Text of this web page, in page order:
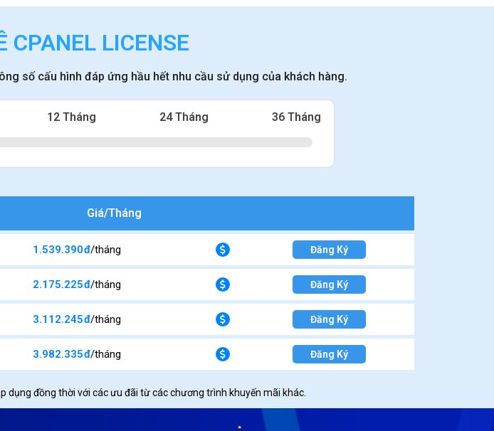
CPANEL LICENSE
số cấu hình đáp ứng hầu hết nhu cầu sử dụng của khách hàng.
12 Tháng 24 Tháng 36 Tháng
Giá/Tháng
1.539.390đ/tháng Đăng Ký
2.175.225đ/tháng Đăng Ký
3.112.245đ/tháng Đăng Ký
3.982.335đ/tháng Đăng Ký
dụng đồng thời với các ưu đãi từ các chương trình khuyến mãi khác.